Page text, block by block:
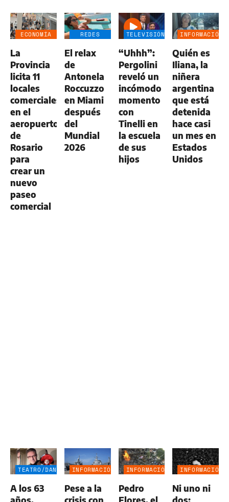
ECONOMÍA
La
Provincia
licita 11
locales
comerciales
en el
aeropuerto
de
Rosario
para
crear un
nuevo
paseo
comercial
REDES
El relax
de
Antonela
Roccuzzo
en Miami
después
del
Mundial
2026
TELEVISIÓN
“Uhhh”:
Pergolini
reveló un
incómodo
momento
con
Tinelli en
la escuela
de sus
hijos
INFORMACIÓN
Quién es
Iliana, la
niñera
argentina
que está
detenida
hace casi
un mes en
Estados
Unidos
TEATRO/DANZA
A los 63
INFORMACIÓN
Pese a la
INFORMACIÓN
Pedro
INFORMACIÓN
Ni uno ni